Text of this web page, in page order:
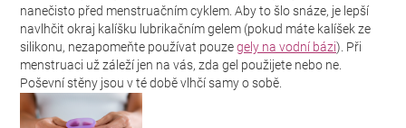
nanečisto před menstruačním cyklem. Aby to šlo snáze, je lepší
navlhčit okraj kalíšku lubrikačním gelem (pokud máte kalíšek ze
silikonu, nezapomeňte používat pouzegely na vodní bázi). Při
menstruaci už záleží jen na vás, zda gel použijete nebo ne.
Poševní stěny jsou v té době vlhčí samy o sobě.